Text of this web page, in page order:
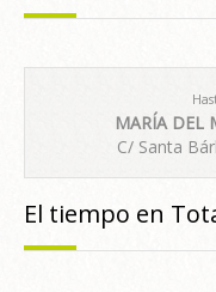
MARÍA DEL
C/ Santa
El tiempo en